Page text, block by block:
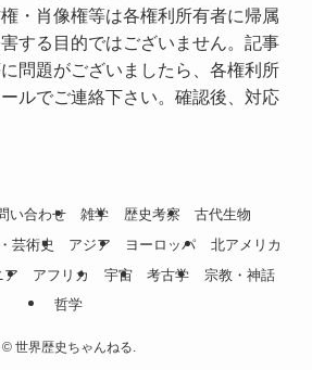
・肖像権等は各権利所有者に帰属
する目的ではございません。記事
問題がございましたら、各権利所
ルでご連絡下さい。確認後、対応
い合わせ 雑学 歴史考察
古代生物
芸術史 アジア ヨーロッパ
北アメリカ
ア アフリカ 宇宙 考古学
宗教・神話
哲学
©世界歴史ちゃんねる.